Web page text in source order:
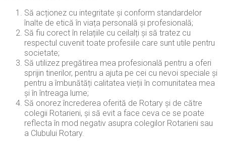
Să acționez cu integritate şi conform standardelor
înalte de etică în viața personală şi profesională;
Să fiu corect în relațiile cu ceilalți și să tratez cu
respectul cuvenit toate profesiile care sunt utile pentru
societate;
Să utilizez pregătirea mea profesională pentru a oferi
sprijin tinerilor, pentru a ajuta pe cei cu nevoi speciale şi
pentru a îmbunătăți calitatea vieții în comunitatea mea
şi în întreaga lume;
Să onorez încrederea oferită de Rotary și de către
colegii Rotarieni, și să evit a face ceva ce se poate
reflecta în mod negativ asupra colegilor Rotarieni sau
a Clubului Rotary.